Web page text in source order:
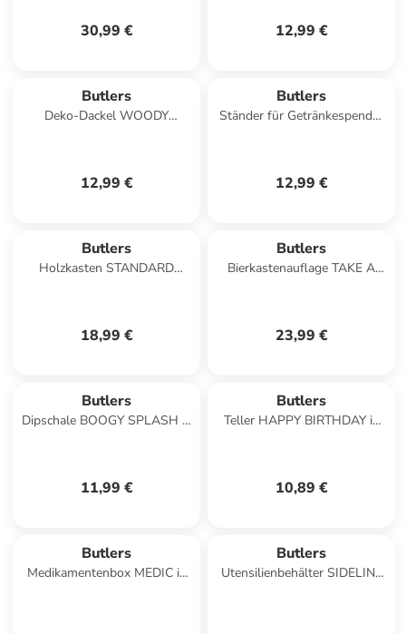
30,99 € 12,99 €
Butlers
Deko-Dackel WOODY
12,99 €
Butlers
Ständer für Getränkespender
12,99 €
Butlers
Holzkasten STANDARD
18,99 €
Butlers
Bierkastenauflage TAKE A
23,99 €
Butlers
Dipschale BOOGY SPLASH in
11,99 €
Butlers
Teller HAPPY BIRTHDAY in
10,89 €
Butlers
Medikamentenbox MEDIC in
Butlers
Utensilienbehälter SIDELINE